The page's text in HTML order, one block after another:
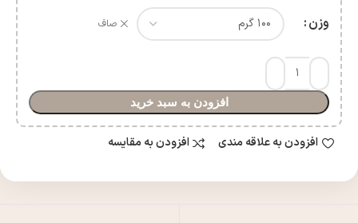
وزن صاف
افزودن به سبد خرید
افزودن به علاقه مندی افزودن به مقایسه